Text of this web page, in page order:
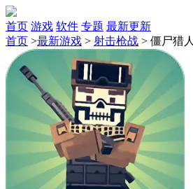
首页 游戏 软件 专题 最新更新
首页 >最新游戏 > 射击枪战 > 僵尸猎